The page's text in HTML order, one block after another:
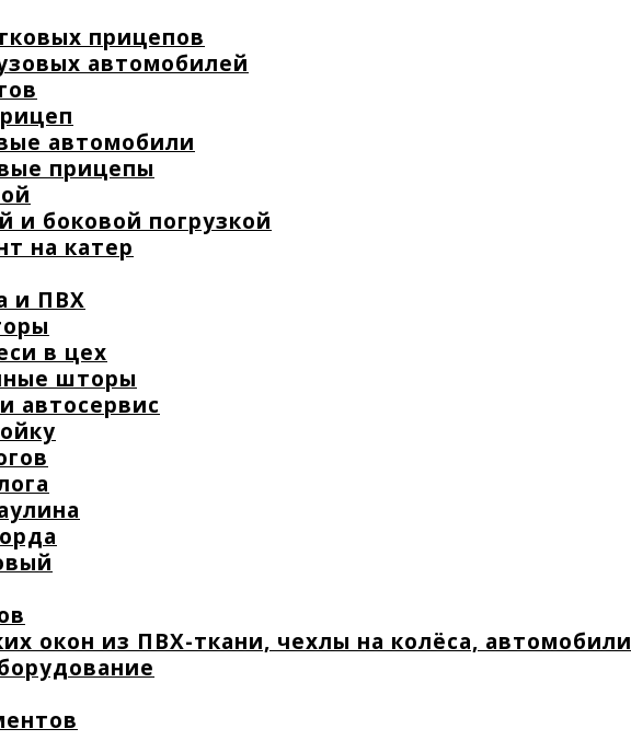
прицепов
автомобилей
автомобили
прицепы
и боковой погрузкой
на катер
и ПВХ
в цех
шторы
автосервис
окон из ПВХ-ткани, чехлы на колёса, автомобили